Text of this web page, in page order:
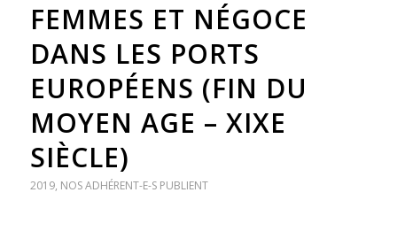
FEMMES ET NÉGOCE
DANS LES PORTS
EUROPÉENS (FIN DU
MOYEN AGE – XIXE
SIÈCLE)
2019, NOS ADHÉRENT-E-S PUBLIENT